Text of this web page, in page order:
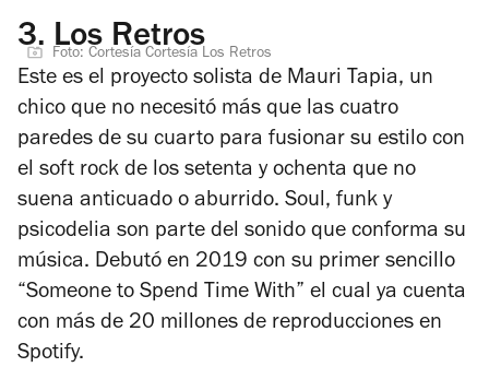
3. Los Retros
Foto: Cortesía Cortesía Los Retros
Este es el proyecto solista de Mauri Tapia, un
chico que no necesitó más que las cuatro
paredes de su cuarto para fusionar su estilo con
el soft rock de los setenta y ochenta que no
suena anticuado o aburrido. Soul, funk y
psicodelia son parte del sonido que conforma su
música. Debutó en 2019 con su primer sencillo
“Someone to Spend Time With” el cual ya cuenta
con más de 20 millones de reproducciones en
Spotify.